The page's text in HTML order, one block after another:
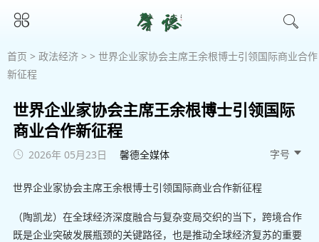
首页 > 政法经济 > > 世界企业家协会主席王余根博士引领国际商业合作
新征程
世界企业家协会主席王余根博士引领国际
商业合作新征程
2026年 05月23日 馨德全媒体 字号
世界企业家协会主席王余根博士引领国际商业合作新征程
（陶凯龙）在全球经济深度融合与复杂变局交织的当下，跨境合作
既是企业突破发展瓶颈的关键路径，也是推动全球经济复苏的重要